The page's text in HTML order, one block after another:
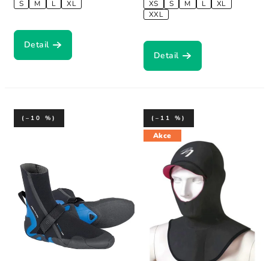
S M L XL
Detail
XS S M L
XL
XXL
Detail
(–10 %)
Akce
(–11 %)